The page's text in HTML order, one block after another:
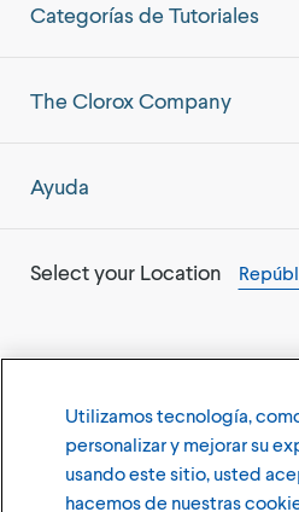
Categorías de Tutoriales
The Clorox Company
Ayuda
Select your Location
Terms of Use Privacy Policy
Utilizamos tecnología,
personalizar y mejorar su
usando este sitio, usted
hacemos de nuestras